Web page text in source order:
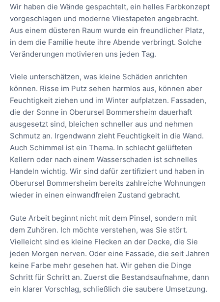
Wir haben die Wände gespachtelt, ein helles Farbkonzept
vorgeschlagen und moderne Vliestapeten angebracht.
Aus einem düsteren Raum wurde ein freundlicher Platz,
in dem die Familie heute ihre Abende verbringt. Solche
Veränderungen motivieren uns jeden Tag.
Viele unterschätzen, was kleine Schäden anrichten
können. Risse im Putz sehen harmlos aus, können aber
Feuchtigkeit ziehen und im Winter aufplatzen. Fassaden,
die der Sonne in Oberursel Bommersheim dauerhaft
ausgesetzt sind, bleichen schneller aus und nehmen
Schmutz an. Irgendwann zieht Feuchtigkeit in die Wand.
Auch Schimmel ist ein Thema. In schlecht gelüfteten
Kellern oder nach einem Wasserschaden ist schnelles
Handeln wichtig. Wir sind dafür zertifiziert und haben in
Oberursel Bommersheim bereits zahlreiche Wohnungen
wieder in einen einwandfreien Zustand gebracht.
Gute Arbeit beginnt nicht mit dem Pinsel, sondern mit
dem Zuhören. Ich möchte verstehen, was Sie stört.
Vielleicht sind es kleine Flecken an der Decke, die Sie
jeden Morgen nerven. Oder eine Fassade, die seit Jahren
keine Farbe mehr gesehen hat. Wir gehen die Dinge
Schritt für Schritt an. Zuerst die Bestandsaufnahme, dann
ein klarer Vorschlag, schließlich die saubere Umsetzung.